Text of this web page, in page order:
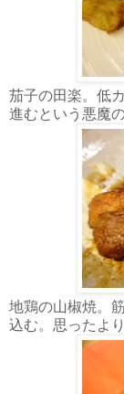
茄子の田楽。低
進むという悪魔
地鶏の山椒焼。
込む。思ったよ